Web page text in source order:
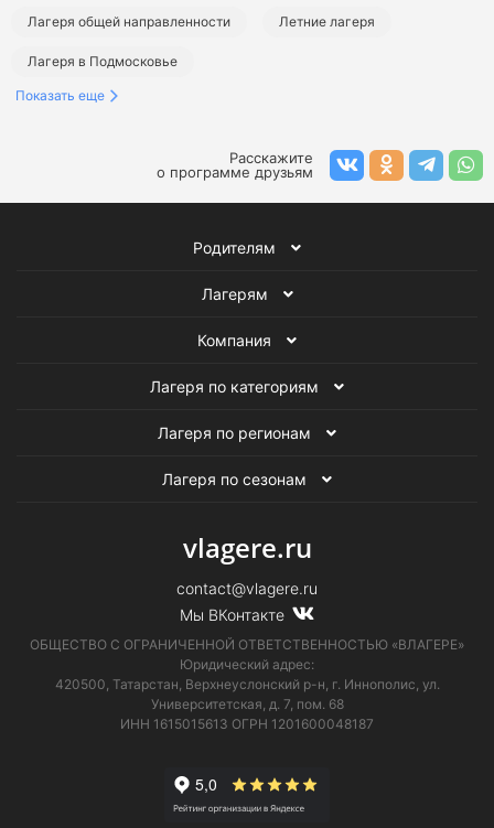
Лагеря общей направленности Летние лагеря
Лагеря в Подмосковье
Лагеря в Чехове и Чеховском районе
Творческие лагеря в Подмосковье
Летние лагеря в Подмосковье
Летние лагеря общей направленности
Показать еще
Расскажите
о программе друзьям
Родителям
Лагерям
Компания
Лагеря по категориям
Лагеря по регионам
Лагеря по сезонам
vlagere.ru
contact@vlagere.ru
Мы ВКонтакте
ОБЩЕСТВО С ОГРАНИЧЕННОЙ ОТВЕТСТВЕННОСТЬЮ «ВЛАГЕРЕ»
Юридический адрес:
420500, Татарстан, Верхнеуслонский р-н, г. Иннополис, ул.
Университетская, д. 7, пом. 68
ИНН 1615015613 ОГРН 1201600048187